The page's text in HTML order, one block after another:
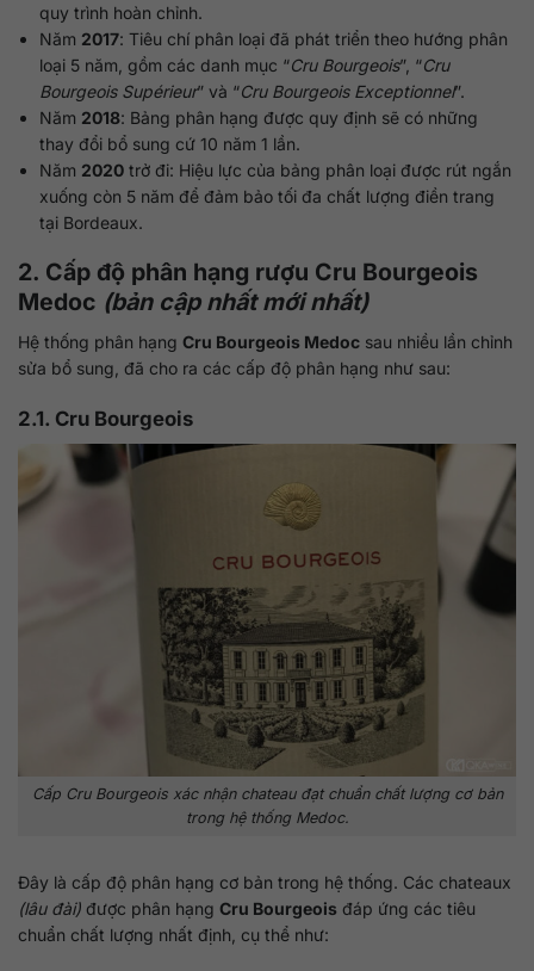
quy trình hoàn chỉnh.
Năm 2017: Tiêu chí phân loại đã phát triển theo hướng phân
loại 5 năm, gồm các danh mục “Cru Bourgeois”, “Cru
Bourgeois Supérieur” và “Cru Bourgeois Exceptionnel”.
Năm 2018: Bảng phân hạng được quy định sẽ có những
thay đổi bổ sung cứ 10 năm 1 lần.
Năm 2020 trở đi: Hiệu lực của bảng phân loại được rút ngắn
xuống còn 5 năm để đảm bảo tối đa chất lượng điền trang
tại Bordeaux.
2. Cấp độ phân hạng rượu Cru Bourgeois
Medoc (bản cập nhất mới nhất)
Hệ thống phân hạng Cru Bourgeois Medoc sau nhiều lần chỉnh
sửa bổ sung, đã cho ra các cấp độ phân hạng như sau:
2.1. Cru Bourgeois
Cấp Cru Bourgeois xác nhận chateau đạt chuẩn chất lượng cơ bản
trong hệ thống Medoc.
Đây là cấp độ phân hạng cơ bản trong hệ thống. Các chateaux
(lâu đài) được phân hạng Cru Bourgeois đáp ứng các tiêu
chuẩn chất lượng nhất định, cụ thể như: